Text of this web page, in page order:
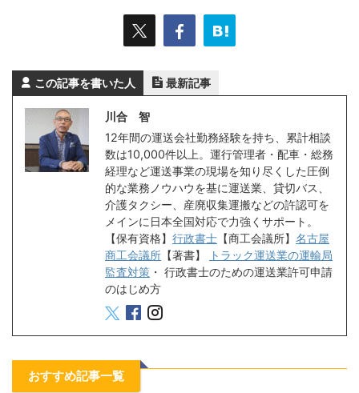
この記事を書いた人 最新記事
川合 智
12年間の運送会社勤務経験を持ち、累計相談
数は10,000件以上。運行管理者・配車・総務
経理など運送事業の現場を知り尽くした圧倒
的な業務ノウハウを基に運送業、貸切バス、
介護タクシー、産廃収集運搬などの許認可を
メインに日本全国対応で力強くサポート。
【保有資格】 行政書士 【商工会議所】 名古屋
商工会議所 【著書】
トラック運送業の運輸局
監査対策 ・ 行政書士のための運送業許可申請
のはじめ方
おすすめ記事一覧